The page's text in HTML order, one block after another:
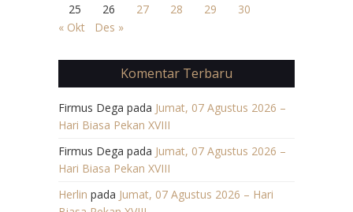
25
26 27 28 29
30
« Okt
Des »
Komentar Terbaru
Firmus Dega pada Jumat, 07 Agustus 2026 –
Hari Biasa Pekan XVIII
Firmus Dega pada Jumat, 07 Agustus 2026 –
Hari Biasa Pekan XVIII
Herlin pada Jumat, 07 Agustus 2026 – Hari